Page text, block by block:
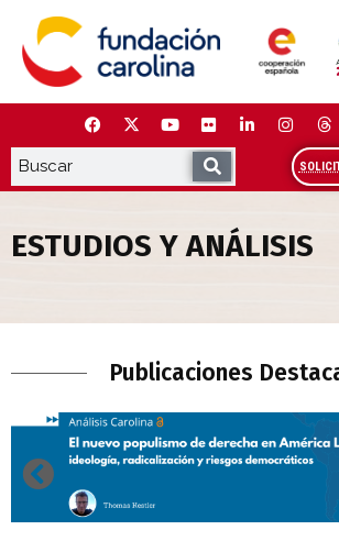
contenido
ESTUDIOS Y ANÁLISIS
Publicaciones